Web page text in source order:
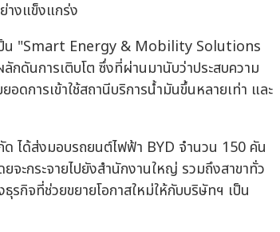
างแข็งแกร่ง
ป็น "Smart Energy & Mobility Solutions
ดันการเติบโต ซึ่งที่ผ่านมานับว่าประสบความ
ดการเข้าใช้สถานีบริการน้ำมันขึ้นหลายเท่า และ
ได้ส่งมอบรถยนต์ไฟฟ้า BYD จำนวน 150 คัน
จะกระจายไปยังสำนักงานใหญ่ รวมถึงสาขาทั่ว
รกิจที่ช่วยขยายโอกาสใหม่ให้กับบริษัทฯ เป็น